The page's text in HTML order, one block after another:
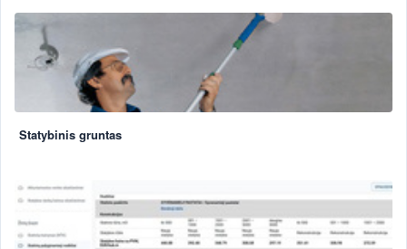
Statybinis gruntas